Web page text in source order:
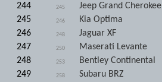
244
245 Jeep Grand Cherokee
245
246 Kia Optima
246
248 Jaguar XF
247
250 Maserati Levante
248
253 Bentley Continental
249
258 Subaru BRZ